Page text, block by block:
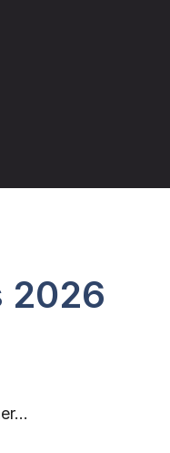
2026